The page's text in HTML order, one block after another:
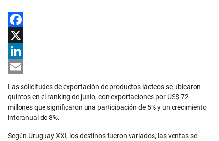
Facebook
X
LinkedIn
Las solicitudes de exportación de productos lácteos se ubicaron
quintos en el ranking de junio, con exportaciones por US$ 72
millones que significaron una participación de 5% y un crecimiento
interanual de 8%.
Según Uruguay XXI, los destinos fueron variados, las ventas se